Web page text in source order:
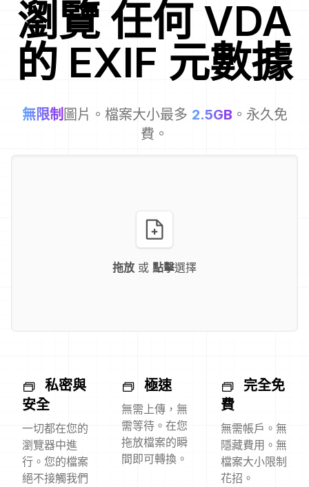
瀏覽 任何 VDA
的 EXIF 元數據
無限制 圖片。檔案大小最多 2.5GB 。永久免
費。
拖放 或 點擊選擇
私密與
安全
一切都在您的
瀏覽器中進
行。您的檔案
絕不接觸我們
極速
無需上傳，無
需等待。在您
拖放檔案的瞬
間即可轉換。
完全免
費
無需帳戶。無
隱藏費用。無
檔案大小限制
花招。